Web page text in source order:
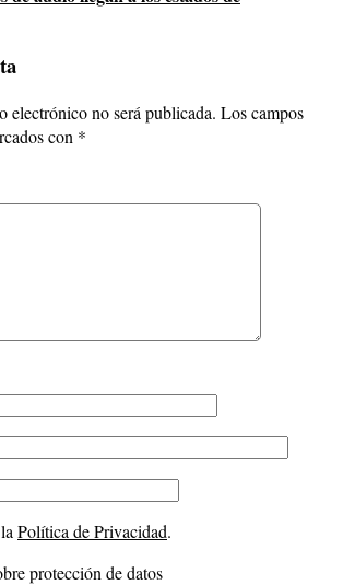
electrónico no será publicada. Los campos
con *
Política de Privacidad.
protección de datos